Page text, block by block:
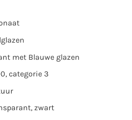
met Blauwe glazen
categorie 3
zwart